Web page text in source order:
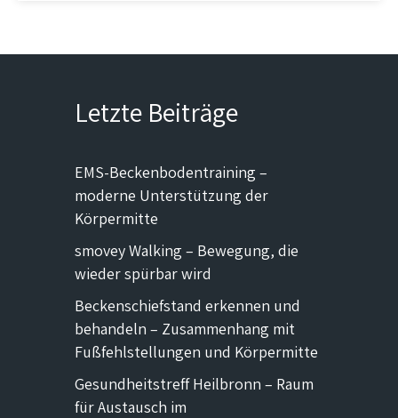
Letzte Beiträge
EMS-Beckenbodentraining –
moderne Unterstützung der
Körpermitte
smovey Walking – Bewegung, die
wieder spürbar wird
Beckenschiefstand erkennen und
behandeln – Zusammenhang mit
Fußfehlstellungen und Körpermitte
Gesundheitstreff Heilbronn – Raum
für Austausch im